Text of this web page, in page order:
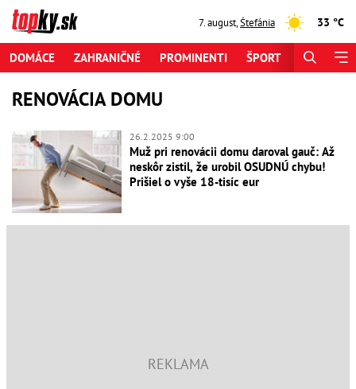
7. august,Štefánia 33 °C
DOMÁCE ZAHRANIČNÉ PROMINENTI ŠPORT
RENOVÁCIA DOMU
26.2.2025 9:00
Muž pri renovácii domu daroval gauč: Až
neskôr zistil, že urobil OSUDNÚ chybu!
Prišiel o vyše 18-tisíc eur